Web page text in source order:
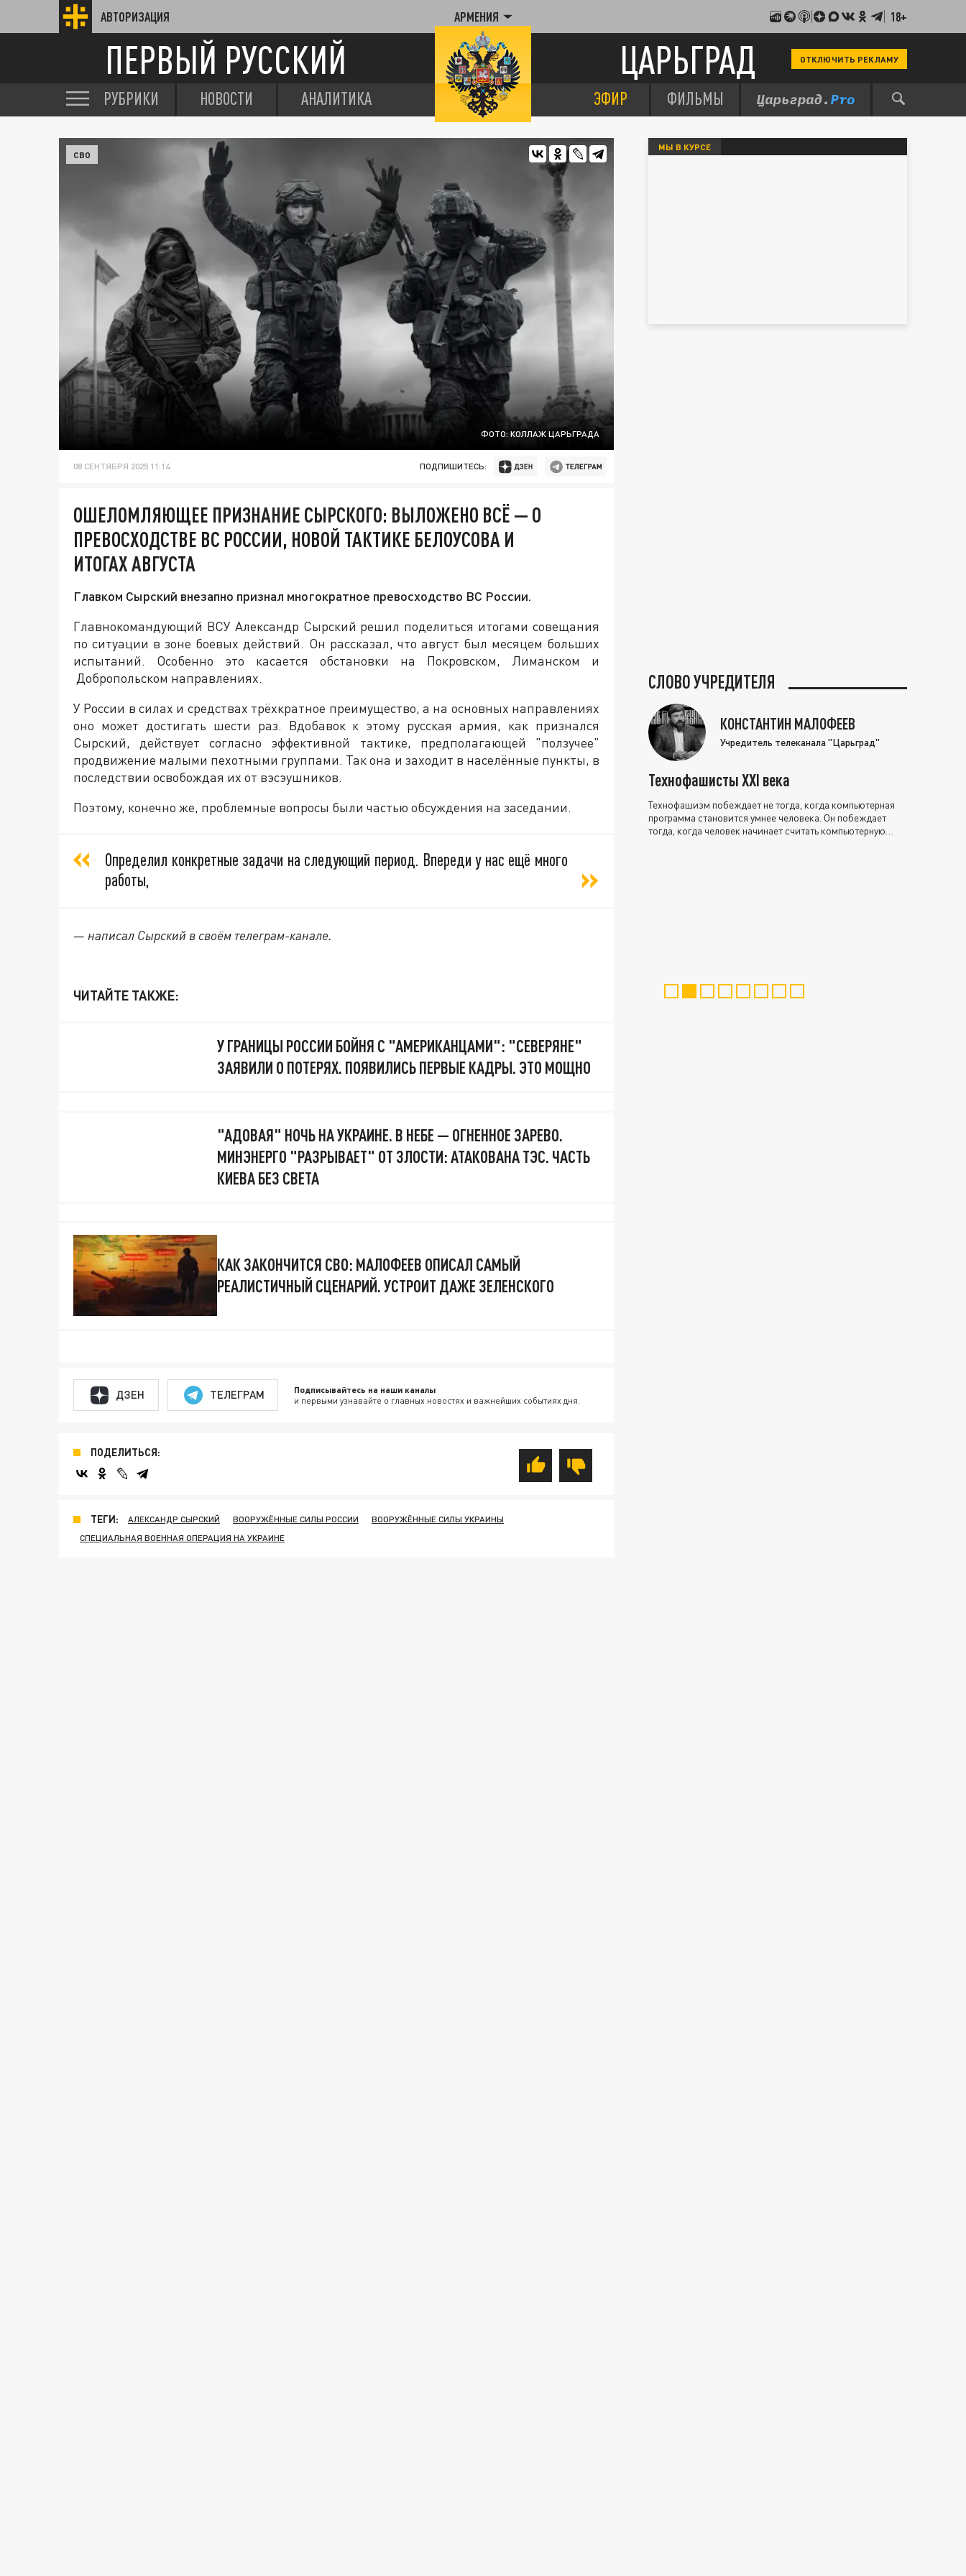
АВТОРИЗАЦИЯ АРМЕНИЯ 18+
ПЕРВЫЙ РУССКИЙ ЦАРЬГРАД ОТКЛЮЧИТЬ РЕКЛАМУ
РУБРИКИ НОВОСТИ АНАЛИТИКА ЭФИР ФИЛЬМЫ
ФОТО: КОЛЛАЖ ЦАРЬГРАДА
СВО
08 СЕНТЯБРЯ 2025 11:14 ПОДПИШИТЕСЬ:
ОШЕЛОМЛЯЮЩЕЕ ПРИЗНАНИЕ СЫРСКОГО: ВЫЛОЖЕНО ВСЁ — О
ПРЕВОСХОДСТВЕ ВС РОССИИ, НОВОЙ ТАКТИКЕ БЕЛОУСОВА И
ИТОГАХ АВГУСТА
Главком Сырский внезапно признал многократное превосходство ВС России.
Главнокомандующий ВСУ Александр Сырский решил поделиться итогами совещания
по ситуации в зоне боевых действий. Он рассказал, что август был месяцем больших
испытаний. Особенно это касается обстановки на Покровском, Лиманском и
Добропольском направлениях.
У России в силах и средствах трёхкратное преимущество, а на основных направлениях
оно может достигать шести раз. Вдобавок к этому русская армия, как признался
Сырский, действует согласно эффективной тактике, предполагающей "ползучее"
продвижение малыми пехотными группами. Так она и заходит в населённые пункты, в
последствии освобождая их от вэсэушников.
Поэтому, конечно же, проблемные вопросы были частью обсуждения на заседании.
Определил конкретные задачи на следующий период. Впереди у нас ещё много
работы,
— написал Сырский в своём телеграм-канале.
ЧИТАЙТЕ ТАКЖЕ:
У ГРАНИЦЫ РОССИИ БОЙНЯ С "АМЕРИКАНЦАМИ": "СЕВЕРЯНЕ"
ЗАЯВИЛИ О ПОТЕРЯХ. ПОЯВИЛИСЬ ПЕРВЫЕ КАДРЫ. ЭТО МОЩНО
"АДОВАЯ" НОЧЬ НА УКРАИНЕ. В НЕБЕ — ОГНЕННОЕ ЗАРЕВО.
МИНЭНЕРГО "РАЗРЫВАЕТ" ОТ ЗЛОСТИ: АТАКОВАНА ТЭС. ЧАСТЬ
КИЕВА БЕЗ СВЕТА
КАК ЗАКОНЧИТСЯ СВО: МАЛОФЕЕВ ОПИСАЛ САМЫЙ
РЕАЛИСТИЧНЫЙ СЦЕНАРИЙ. УСТРОИТ ДАЖЕ ЗЕЛЕНСКОГО
ДЗЕН ТЕЛЕГРАМ Подписывайтесь на наши каналы
и первыми узнавайте о главных новостях и важнейших событиях дня.
ПОДЕЛИТЬСЯ:
ТЕГИ: АЛЕКСАНДР СЫРСКИЙ ВООРУЖЁННЫЕ СИЛЫ РОССИИ
ВООРУЖЁННЫЕ СИЛЫ УКРАИНЫ
СПЕЦИАЛЬНАЯ ВОЕННАЯ ОПЕРАЦИЯ НА УКРАИНЕ
МЫ В КУРСЕ
СЛОВО УЧРЕДИТЕЛЯ
КОНСТАНТИН МАЛОФЕЕВ
Учредитель телеканала "Царьград"
Технофашисты XXI века
Технофашизм побеждает не тогда, когда компьютерная
программа становится умнее человека. Он побеждает
тогда, когда человек начинает считать компьютерную